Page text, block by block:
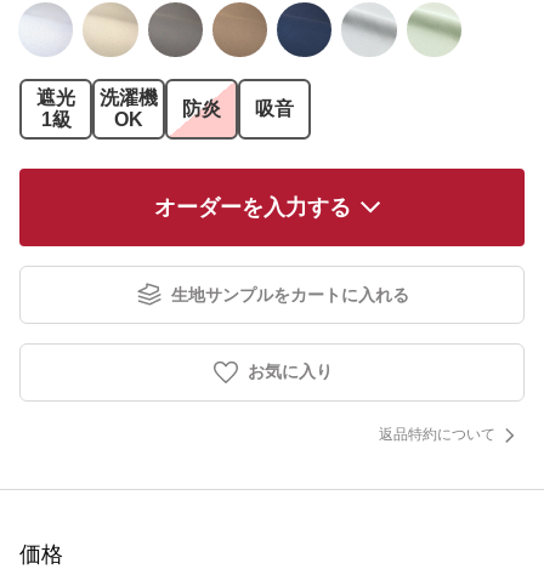
遮光
1級
洗濯機
OK
防炎 吸音
オーダーを入力する
生地サンプルをカートに入れる
お気に入り
返品特約について
価格